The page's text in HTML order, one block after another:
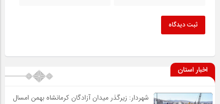
ثبت دیدگاه
اخبار استان
شهردار: زیرگذر میدان آزادگان کرمانشاه بهمن امسال